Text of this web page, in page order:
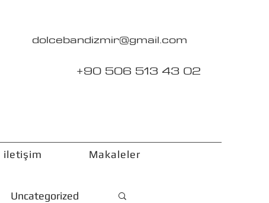
dolcebandizmir@gmail.com
+90 506 513 43 02
iletişim Makaleler
Uncategorized